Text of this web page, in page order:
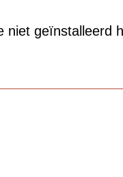
niet geïnstalleerd